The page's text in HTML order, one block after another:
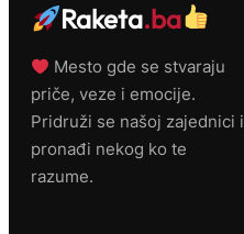
Raketa.ba
Mesto gde se stvaraju
priče, veze i emocije.
Pridruži se našoj zajednici i
pronađi nekog ko te
razume.